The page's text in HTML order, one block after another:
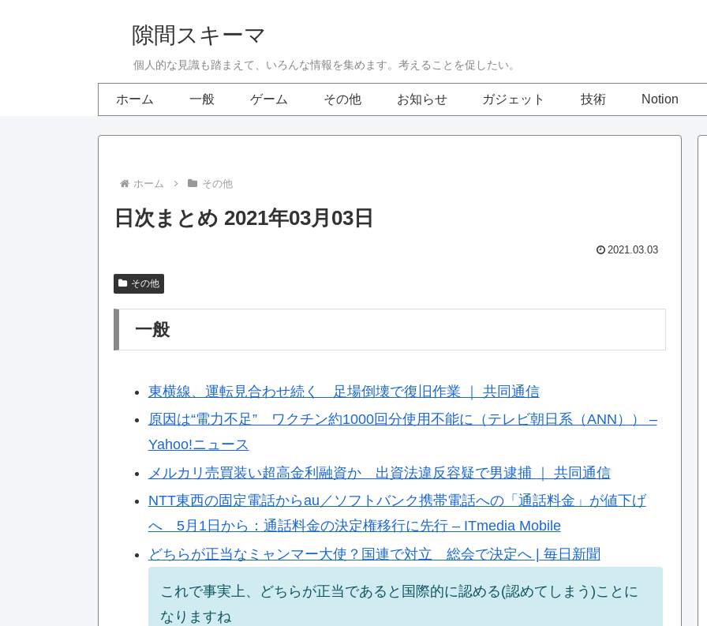
隙間スキーマ
個人的な見識も踏まえて、いろんな情報を集めます。考えることを促したい。
ホーム 一般 ゲーム その他 お知らせ ガジェット 技術 Notion
ホーム その他
日次まとめ 2021年03月03日
2021.03.03
その他
一般
東横線、運転見合わせ続く 足場倒壊で復旧作業 ｜ 共同通信
原因は“電力不足” ワクチン約1000回分使用不能に（テレビ朝日系（ANN）） –
Yahoo!ニュース
メルカリ売買装い超高金利融資か 出資法違反容疑で男逮捕 ｜ 共同通信
NTT東西の固定電話からau／ソフトバンク携帯電話への「通話料金」が値下げ
へ 5月1日から：通話料金の決定権移行に先行 – ITmedia Mobile
どちらが正当なミャンマー大使？国連で対立 総会で決定へ | 毎日新聞
これで事実上、どちらが正当であると国際的に認める(認めてしまう)ことに
なりますね